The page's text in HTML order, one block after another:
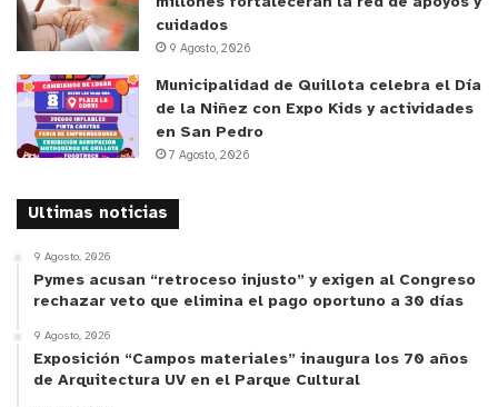
cuidados
9 Agosto, 2026
Municipalidad de Quillota celebra el Día
de la Niñez con Expo Kids y actividades
en San Pedro
7 Agosto, 2026
Ultimas noticias
9 Agosto, 2026
Pymes acusan “retroceso injusto” y exigen al Congreso
rechazar veto que elimina el pago oportuno a 30 días
9 Agosto, 2026
Exposición “Campos materiales” inaugura los 70 años
de Arquitectura UV en el Parque Cultural